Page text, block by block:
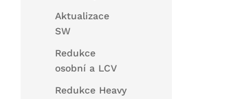
Aktualizace
SW
Redukce
osobní a LCV
Redukce Heavy